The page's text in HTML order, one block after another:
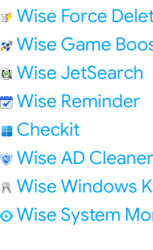
Wise Force
Wise Game
Wise JetSearch
Wise Reminder
Checkit
Wise AD Cleaner
Wise Windows
Wise System